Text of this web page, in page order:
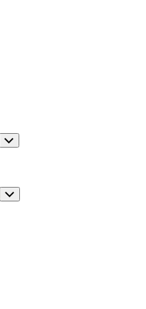
Toggle
Child
Toggle
Child